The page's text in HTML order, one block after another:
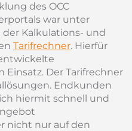
des OCC
war unter
Kalkulations- und
Tarifrechner. Hierfür
Einsatz. Der Tarifrechner
Endkunden
hiermit schnell und
nicht nur auf den